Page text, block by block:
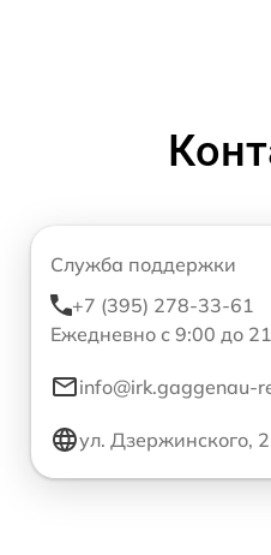
Служба поддержки
+7 (395) 278-33-61
Ежедневно с 9:00 до
info@irk.gaggenau-
ул. Дзержинского,